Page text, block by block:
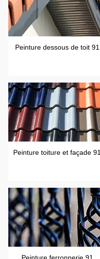
Peinture dessous de toit 91
Peinture toiture et façade 91